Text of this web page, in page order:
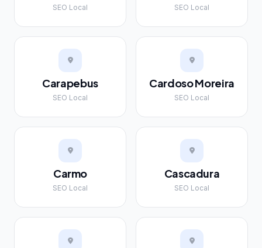
SEO Local SEO Local
Carapebus
SEO Local
Cardoso Moreira
SEO Local
Carmo
SEO Local
Cascadura
SEO Local